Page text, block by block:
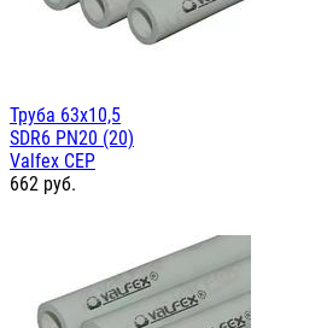
Труба 63х10,5
SDR6 PN20 (20)
Valfex СЕР
662 руб.